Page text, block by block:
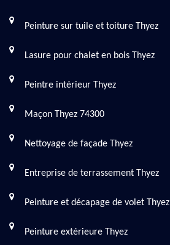
Peinture sur tuile et toiture Thyez
Lasure pour chalet en bois Thyez
Peintre intérieur Thyez
Maçon Thyez 74300
Nettoyage de façade Thyez
Entreprise de terrassement Thyez
Peinture et décapage de volet Thyez
Peinture extérieure Thyez